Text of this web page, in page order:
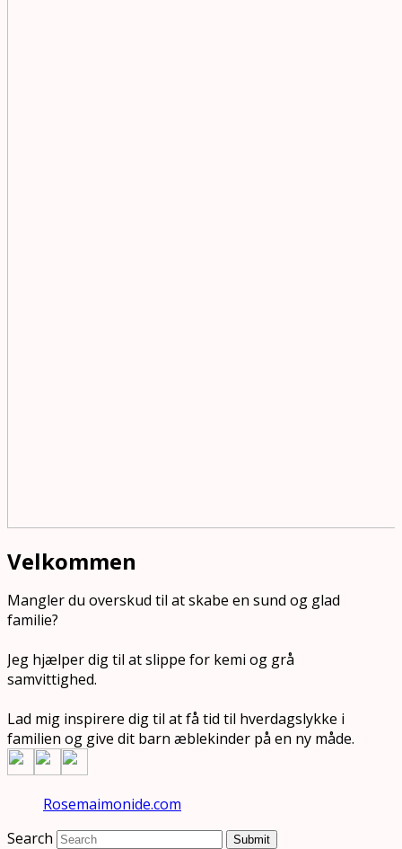
Velkommen
Mangler du overskud til at skabe en sund og glad
familie?
Jeg hjælper dig til at slippe for kemi og grå
samvittighed.
Lad mig inspirere dig til at få tid til hverdagslykke i
familien og give dit barn æblekinder på en ny måde.
Rosemaimonide.com
Search
Submit